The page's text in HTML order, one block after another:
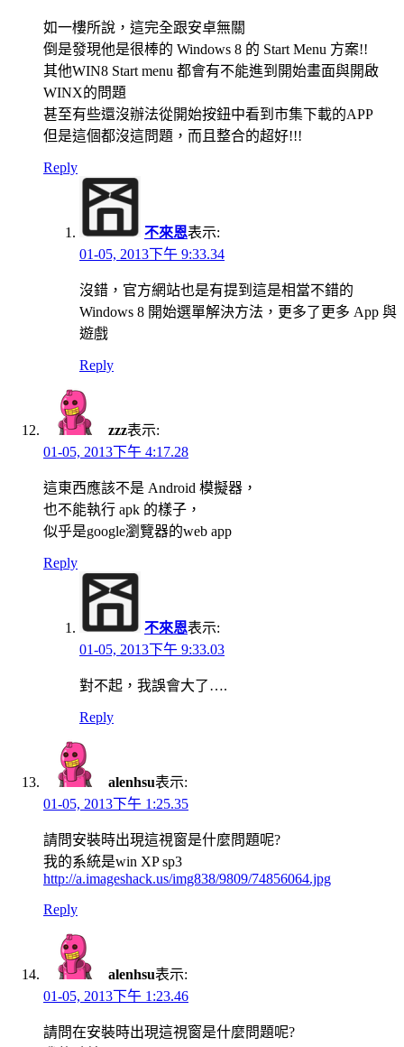
如一樓所說，這完全跟安卓無關
倒是發現他是很棒的 Windows 8 的 Start Menu 方案!!
其他WIN8 Start menu 都會有不能進到開始畫面與開啟
WINX的問題
甚至有些還沒辦法從開始按鈕中看到市集下載的APP
但是這個都沒這問題，而且整合的超好!!!
Reply
不來恩表示:
01-05, 2013下午 9:33.34
沒錯，官方網站也是有提到這是相當不錯的
Windows 8 開始選單解決方法，更多了更多 App 與
遊戲
Reply
zzz表示:
01-05, 2013下午 4:17.28
這東西應該不是 Android 模擬器，
也不能執行 apk 的樣子，
似乎是google瀏覽器的web app
Reply
不來恩表示:
01-05, 2013下午 9:33.03
對不起，我誤會大了….
Reply
alenhsu表示:
01-05, 2013下午 1:25.35
請問安裝時出現這視窗是什麼問題呢?
我的系統是win XP sp3
http://a.imageshack.us/img838/9809/74856064.jpg
Reply
alenhsu表示:
01-05, 2013下午 1:23.46
請問在安裝時出現這視窗是什麼問題呢?